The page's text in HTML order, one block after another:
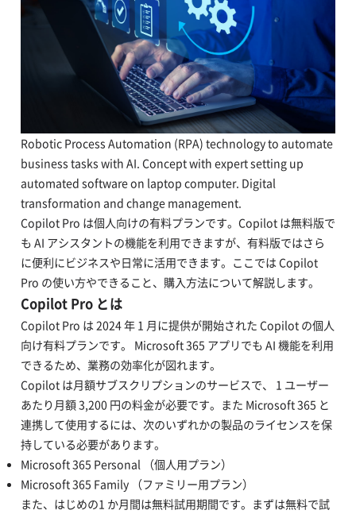
Robotic Process Automation (RPA) technology to automate
business tasks with AI. Concept with expert setting up
automated software on laptop computer. Digital
transformation and change management.
Copilot Pro は個人向けの有料プランです。Copilot は無料版で
も AI アシスタントの機能を利用できますが、有料版ではさら
に便利にビジネスや日常に活用できます。ここでは Copilot
Pro の使い方やできること、購入方法について解説します。
Copilot Pro とは
Copilot Pro は 2024 年 1 月に提供が開始された Copilot の個人
向け有料プランです。 Microsoft 365 アプリでも AI 機能を利用
できるため、業務の効率化が図れます。
Copilot は月額サブスクリプションのサービスで、 1 ユーザー
あたり月額 3,200 円の料金が必要です。また Microsoft 365 と
連携して使用するには、次のいずれかの製品のライセンスを保
持している必要があります。
Microsoft 365 Personal （個人用プラン）
Microsoft 365 Family （ファミリー用プラン）
また、はじめの1 か月間は無料試用期間です。まずは無料で試